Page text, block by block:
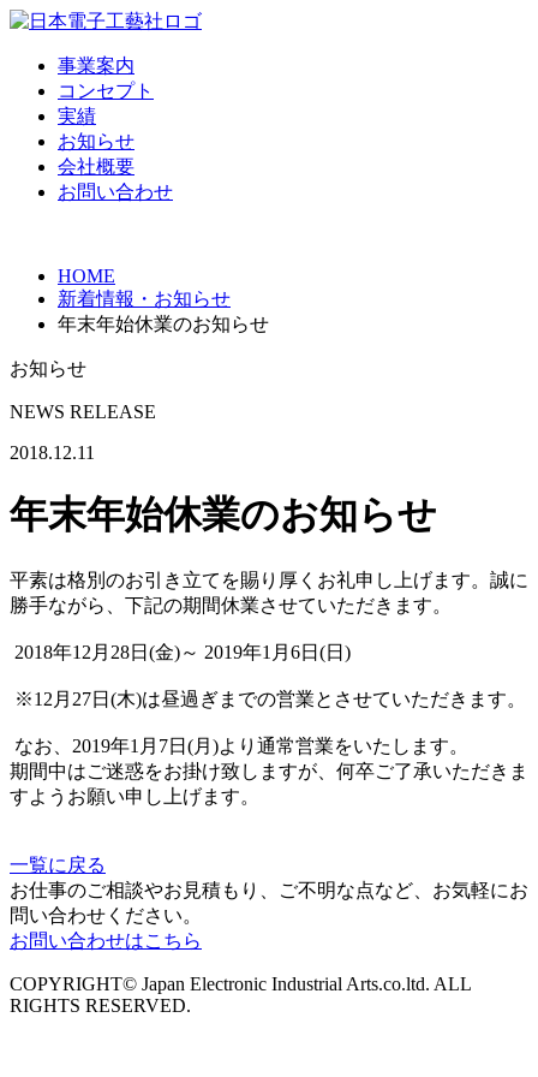
事業案内
コンセプト
実績
お知らせ
会社概要
お問い合わせ
HOME
新着情報・お知らせ
年末年始休業のお知らせ
お知らせ
NEWS RELEASE
2018.12.11
年末年始休業のお知らせ
平素は格別のお引き立てを賜り厚くお礼申し上げます。誠に
勝手ながら、下記の期間休業させていただきます。
2018年12月28日(金)～ 2019年1月6日(日)
※12月27日(木)は昼過ぎまでの営業とさせていただきます。
なお、2019年1月7日(月)より通常営業をいたします。
期間中はご迷惑をお掛け致しますが、何卒ご了承いただきま
すようお願い申し上げます。
一覧に戻る
お仕事のご相談やお見積もり、ご不明な点など、お気軽にお
問い合わせください。
お問い合わせはこちら
COPYRIGHT© Japan Electronic Industrial Arts.co.ltd. ALL
RIGHTS RESERVED.